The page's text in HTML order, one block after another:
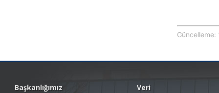
Başkanlığımız Veri